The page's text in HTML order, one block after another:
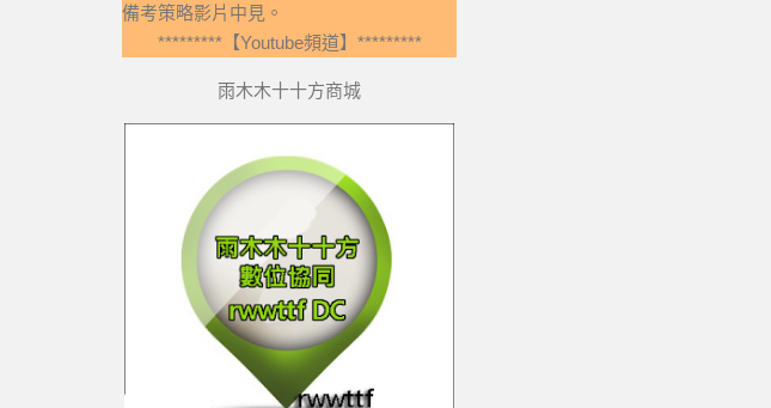
備考策略影片中見。
*********【Youtube頻道】*********
雨木木十十方商城